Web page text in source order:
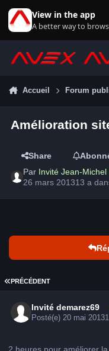
View in the app
A better way to
Accueil Forum
Amélioration
Share
Par Invité Jean-Michel
26 mars 201313 a
PREMIÈRE PAGE
PRÉCÉDENT
Invité demarez69
Posté(e)20 mai 2013